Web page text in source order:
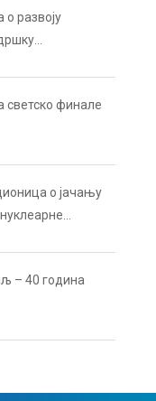
развоју
светско финале
о јачању
– 40 година